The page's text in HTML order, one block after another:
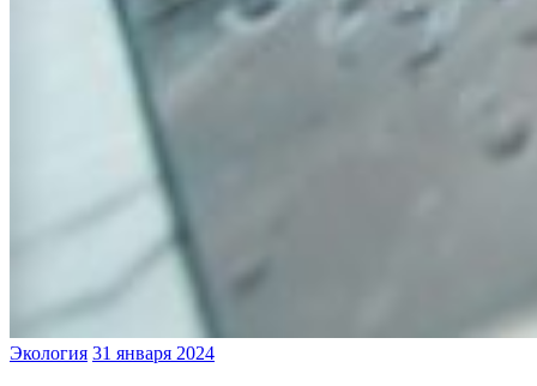
Экология 31 января 2024